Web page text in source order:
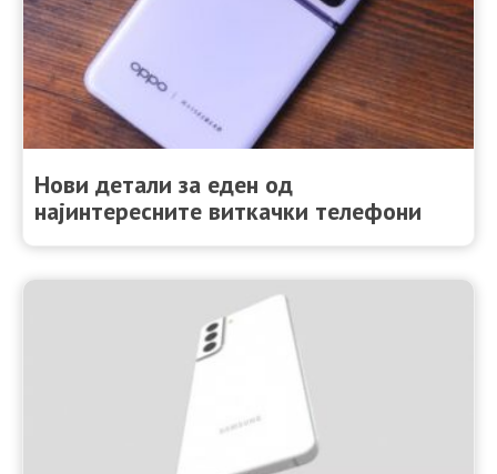
Нови детали за еден од
најинтересните виткачки телефони